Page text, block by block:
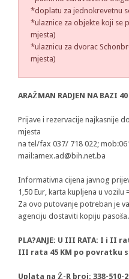
*doplatu za jednokrevetnu
*ulaznice za objekte koji se
mjesta)
*ulaznicu za dvorac
mjesta)
ARAŽMAN RADJEN NA BAZI
Prijave i rezervacije najkasnije
mjesta
na tel/fax 037/ 718 022;
mail:amex.ad@bih.net.ba
Informativna cijena javnog
1,50 Eur, karta kupljena u vozilu
Za ovo putovanje potreban je
agenciju dostaviti kopiju pasoša.
PLA?ANJE: U III RATA: I i II
III rata 45 KM po povratku
Uplata na Ž-R broj: 338-510-